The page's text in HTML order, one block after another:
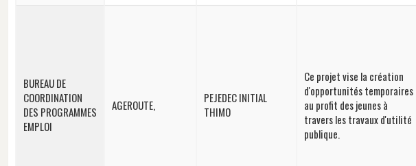
BUREAU DE
COORDINATION
DES PROGRAMMES
EMPLOI
AGEROUTE,
PEJEDEC INITIAL
THIMO
Ce projet vise la création
d'opportunités temporaires
au profit des jeunes à
travers les travaux d'utilité
publique.